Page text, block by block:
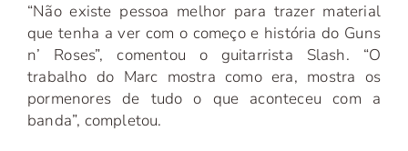
“Não existe pessoa melhor para trazer material
que tenha a ver com o começo e história do Guns
n’ Roses”, comentou o guitarrista Slash. “O
trabalho do Marc mostra como era, mostra os
pormenores de tudo o que aconteceu com a
banda”, completou.